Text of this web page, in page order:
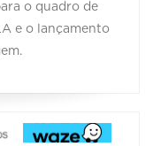
o quadro de
e o lançamento